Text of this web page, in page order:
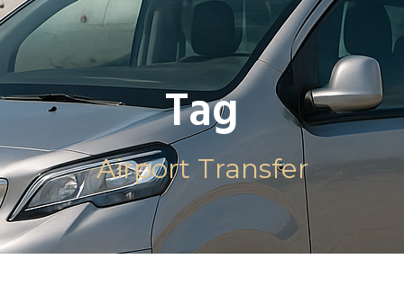
Tag
Airport Transfer